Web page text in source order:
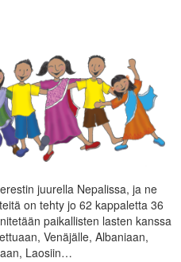
juurella Nepalissa, ja ne
on tehty jo 62 kappaletta 36
paikallisten lasten kanssa
Venäjälle, Albaniaan,
Laosiin…